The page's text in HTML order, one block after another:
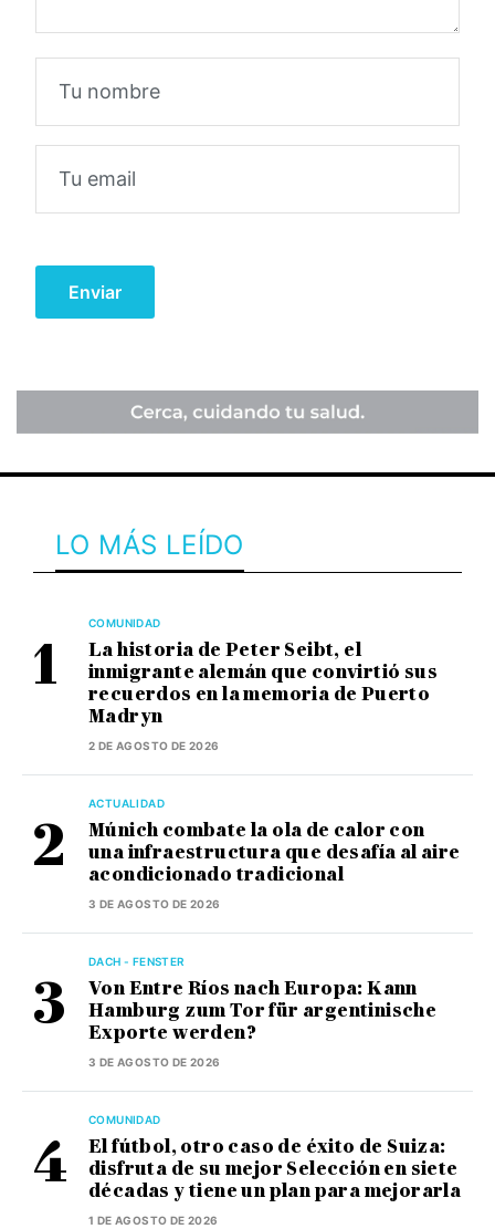
LO MÁS LEÍDO
COMUNIDAD
La historia de Peter Seibt, el
inmigrante alemán que convirtió sus
recuerdos en la memoria de Puerto
Madryn
2 DE AGOSTO DE 2026
ACTUALIDAD
Múnich combate la ola de calor con
una infraestructura que desafía al aire
acondicionado tradicional
3 DE AGOSTO DE 2026
DACH - FENSTER
Von Entre Ríos nach Europa: Kann
Hamburg zum Tor für argentinische
Exporte werden?
3 DE AGOSTO DE 2026
COMUNIDAD
El fútbol, otro caso de éxito de Suiza:
disfruta de su mejor Selección en siete
décadas y tiene un plan para mejorarla
1 DE AGOSTO DE 2026